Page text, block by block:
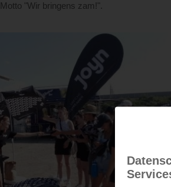
Motto "Wir bringens zam!".